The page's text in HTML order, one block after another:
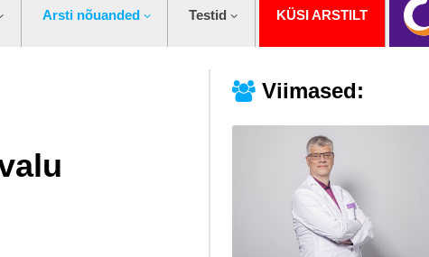
Arsti nõuanded Testid KÜSI ARSTILT
Viimased: